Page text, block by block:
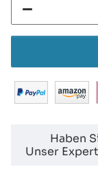
Haben
Unser